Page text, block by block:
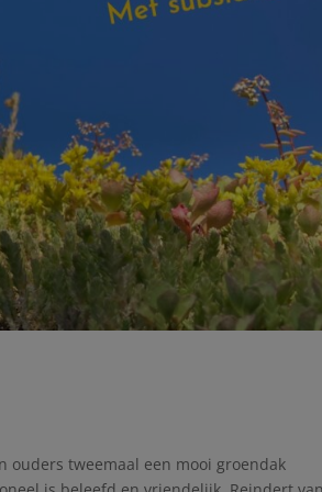
ouders tweemaal een mooi groendak